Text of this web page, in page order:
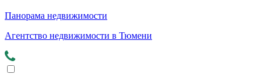
Панорама недвижимости
Агентство недвижимости в Тюмени